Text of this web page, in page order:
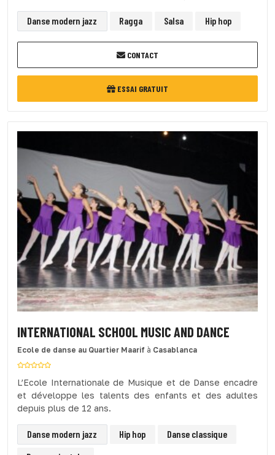
Danse modern jazz Ragga Salsa Hip hop
CONTACT
ESSAI GRATUIT
INTERNATIONAL SCHOOL MUSIC AND DANCE
Ecole de danse au Quartier Maarif à Casablanca
L’Ecole Internationale de Musique et de Danse encadre
et développe les talents des enfants et des adultes
depuis plus de 12 ans.
Danse modern jazz Hip hop
Danse classique